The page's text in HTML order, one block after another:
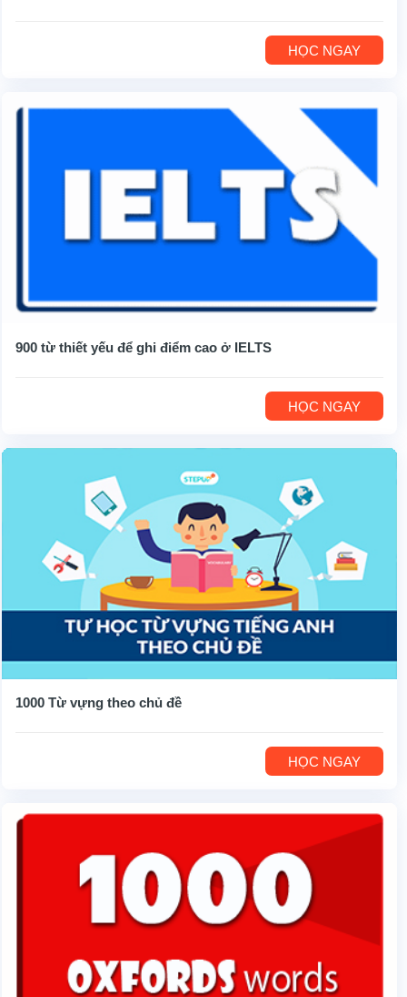
HỌC NGAY
900 từ thiết yếu để ghi điểm cao ở IELTS
HỌC NGAY
1000 Từ vựng theo chủ đề
HỌC NGAY